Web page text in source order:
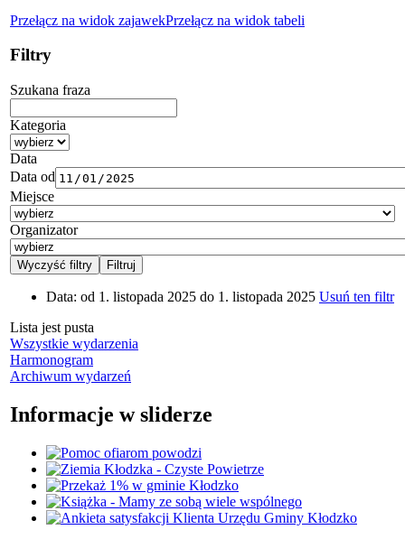
Przełącz na widok zajawekPrzełącz na widok tabeli
Filtry
Szukana fraza
Kategoria
Data
Data od
Miejsce
Organizator
Data: od 1. listopada 2025 do 1. listopada 2025 Usuń ten filtr
Lista jest pusta
Wszystkie wydarzenia
Harmonogram
Archiwum wydarzeń
Informacje w sliderze